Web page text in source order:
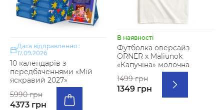
Дата відправлення :
17.09.2026
10 календарів з
передбаченнями «Мій
яскравий 2027»
5990 грн
4373 грн
В наявності
Футболка оверсайз
ORNER х Maliunok
«Капучіна» молочна
1499 грн
1349 грн